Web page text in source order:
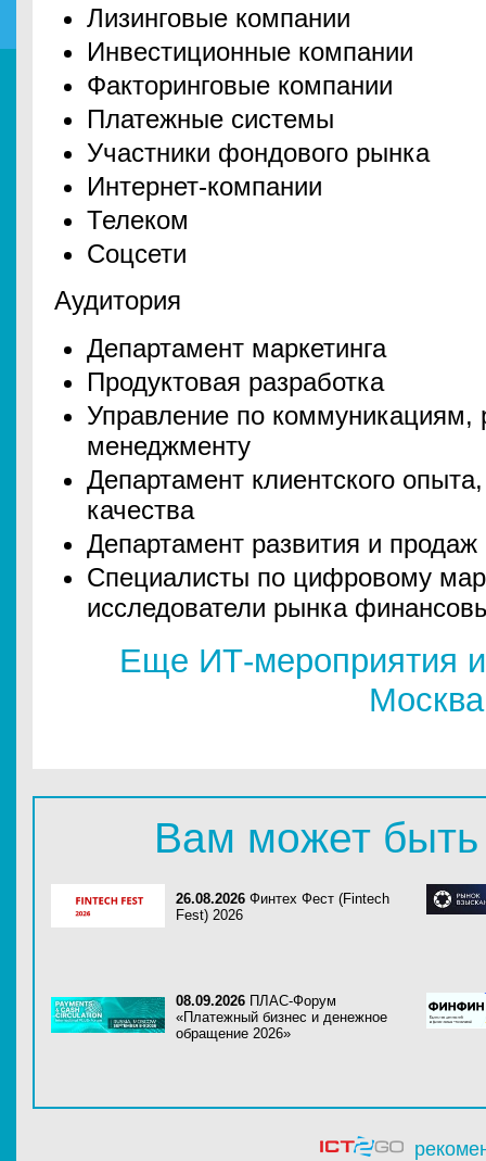
Лизинговые компании
Инвестиционные компании
Факторинговые компании
Платежные системы
Участники фондового рынка
Интернет-компании
Телеком
Соцсети
Аудитория
Департамент маркетинга
Продуктовая разработка
Управление по коммуникациям,
менеджменту
Департамент клиентского
качества
Департамент развития и продаж
Специалисты по цифровому
исследователи рынка
Еще ИТ-мероприятия
Москва
Вам может быть
26.08.2026 Финтех Фест (Fintech
Fest) 2026
08.09.2026 ПЛАС-Форум
«Платежный бизнес и денежное
обращение 2026»